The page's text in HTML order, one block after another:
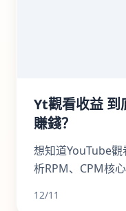
Yt觀看收益 到
賺錢？
想知道YouTube
析RPM、CPM核
12/11